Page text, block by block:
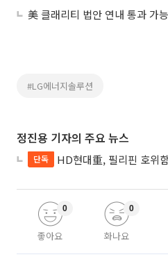
#LG에너지솔루션
정진용 기자의 주요 뉴스
단독 HD현대重, 필리핀 호위함 후속 정
좋아요
0
화나요
0